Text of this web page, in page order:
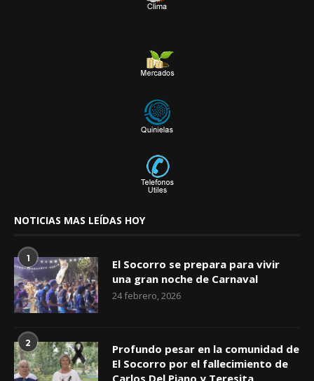
NOTICIAS MAS LEÍDAS HOY
1
El Socorro se prepara para vivir
una gran noche de Carnaval
24 febrero, 2026
2
Profundo pesar en la comunidad de
El Socorro por el fallecimiento de